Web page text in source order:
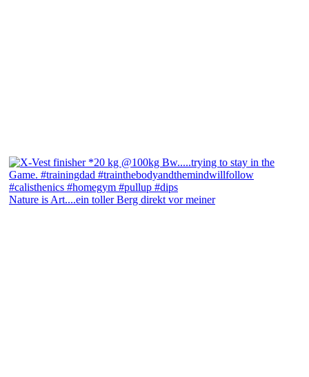
Nature is Art....ein toller Berg direkt vor meiner